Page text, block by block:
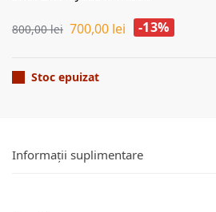
800,00lei 700,00 lei -13%
Stoc epuizat
Informații suplimentare